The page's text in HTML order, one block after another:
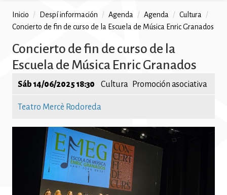
Ruta
de
navegación
Inicio / Despí información / Agenda / Agenda / Cultura
/
Concierto de fin de curso de la Escuela de Música Enric Granados
Concierto de fin de curso de la
Escuela de Música Enric Granados
Sáb 14/06/2025 18:30 Cultura Promoción asociativa
Teatro Mercè Rodoreda